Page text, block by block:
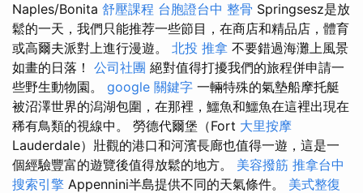
Naples/Bonita 舒壓課程 台胞證台中 整骨 Springsesz是放
鬆的一天，我們只能推荐一些節目，在商店和精品店，體育
或高爾夫派對上進行漫遊。 北投 推拿 不要錯過海灘上風景
如畫的日落！ 公司社團 絕對值得打擾我們的旅程併申請一
些野生動物園。 google 關鍵字 一輛特殊的氣墊船摩托艇
被沼澤世界的潟湖包圍，在那裡，鱷魚和鱷魚在這裡出現在
稀有鳥類的視線中。 勞德代爾堡（Fort 大里按摩
Lauderdale）壯觀的港口和河濱長廊也值得一遊，這是一
個經驗豐富的遊覽後值得放鬆的地方。 美容撥筋 推拿台中
搜索引擎 Appennini半島提供不同的天氣條件。 美式整復